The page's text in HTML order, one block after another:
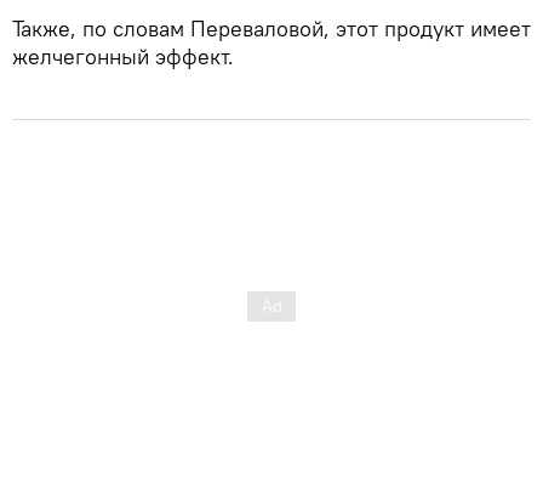
Также, по словам Переваловой, этот продукт имеет
желчегонный эффект.